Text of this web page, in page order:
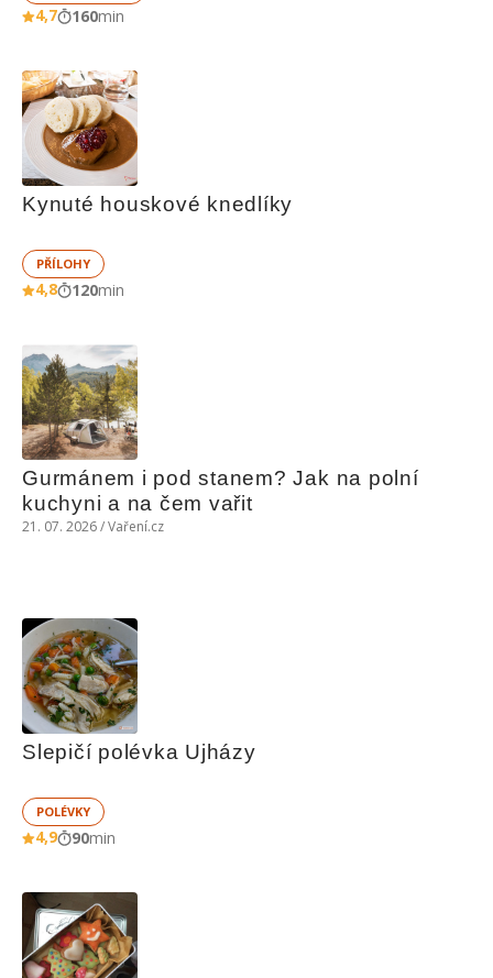
4,7 160min
Kynuté houskové knedlíky
PŘÍLOHY
4,8 120min
Gurmánem i pod stanem? Jak na polní
kuchyni a na čem vařit
21. 07. 2026 / Vaření.cz
Slepičí polévka Ujházy
POLÉVKY
4,9 90min